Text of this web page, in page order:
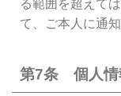
る範囲を超えて
て、ご本人に通
第7条 個人情